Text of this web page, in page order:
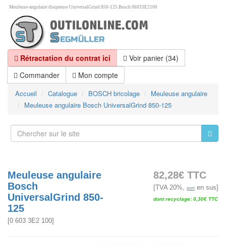
Meuleuse-angulaire disqueuse UniversalGrind 850-125 Bosch 06033E2100
Rétractation du contrat ici
Voir panier (34)
Commander
Mon compte
Accueil Catalogue BOSCH bricolage
Meuleuse angulaire
Meuleuse angulaire Bosch UniversalGrind 850-125
82,28€ TTC
[TVA 20%, port en sus]
dont recyclage: 0,30€ TTC
Meuleuse angulaire
Bosch
UniversalGrind 850-
125
[0 603 3E2 100]